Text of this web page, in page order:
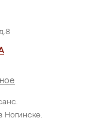
Ногинске.